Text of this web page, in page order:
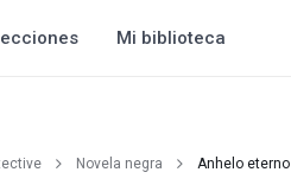
Mi biblioteca
Novela negra Anhelo eterno